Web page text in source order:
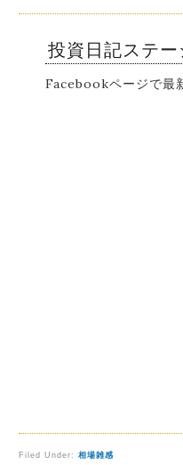
投資日記ステ
Facebookページで最
Filed Under: 相場雑感